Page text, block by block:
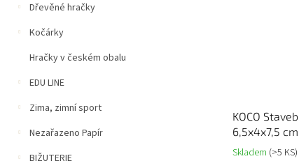
Dřevěné hračky
Kočárky
Hračky v českém obalu
EDU LINE
Zima, zimní sport
Nezařazeno Papír
BIŽUTERIE
KOCO
6,5x4x7,5 cm
Skladem (>5 KS)